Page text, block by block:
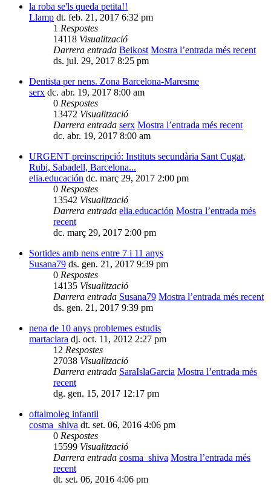
la roba se'ls queda petita!!
Llamp dt. feb. 21, 2017 6:32 pm
1 Respostes
14118 Visualització
Darrera entrada Beikost Mostra l’entrada més recent
ds. jul. 29, 2017 8:25 pm
Dentista per nens. Zona Barcelona-Maresme
serx dc. abr. 19, 2017 8:00 am
0 Respostes
13472 Visualització
Darrera entrada serx Mostra l’entrada més recent
dc. abr. 19, 2017 8:00 am
URGENT preinscripció: Instituts secundària Sant Cugat,
Rubi, Sabadell, Barcelona...
elia.educación dc. març 29, 2017 2:00 pm
0 Respostes
13542 Visualització
Darrera entrada elia.educación Mostra l’entrada més
recent
dc. març 29, 2017 2:00 pm
Sortides amb nens entre 7 i 11 anys
Susana79 ds. gen. 21, 2017 9:39 pm
0 Respostes
14135 Visualització
Darrera entrada Susana79 Mostra l’entrada més recent
ds. gen. 21, 2017 9:39 pm
nena de 10 anys problemes estudis
martaclara dj. oct. 11, 2012 2:27 pm
12 Respostes
27038 Visualització
Darrera entrada SaraIslaGarcia Mostra l’entrada més
recent
dg. gen. 15, 2017 12:17 pm
oftalmoleg infantil
cosma_shiva dt. set. 06, 2016 4:06 pm
0 Respostes
15599 Visualització
Darrera entrada cosma_shiva Mostra l’entrada més
recent
dt. set. 06, 2016 4:06 pm